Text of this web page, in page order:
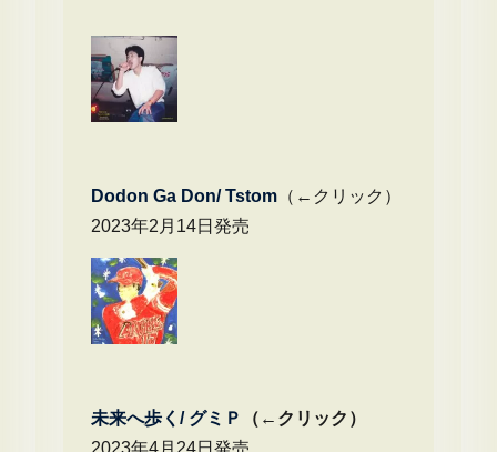
Dodon Ga Don/ Tstom（←クリック）
2023年2月14日発売
未来へ歩く/ グミＰ
（←クリック）
2023年4月24日発売